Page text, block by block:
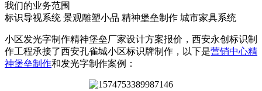
我们的业务范围
标识导视系统 景观雕塑小品 精神堡垒制作 城市家具系统
小区发光字制作精神堡垒厂家设计方案报价，西安永创标识制
作工程承接了西安孔雀城小区标识牌制作，以下是营销中心精
神堡垒制作和发光字制作案例：